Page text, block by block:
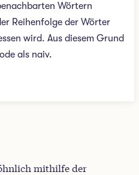
Wörtern
Reihenfolge der Wörter
wird. Aus diesem Grund
als naiv.
mithilfe der